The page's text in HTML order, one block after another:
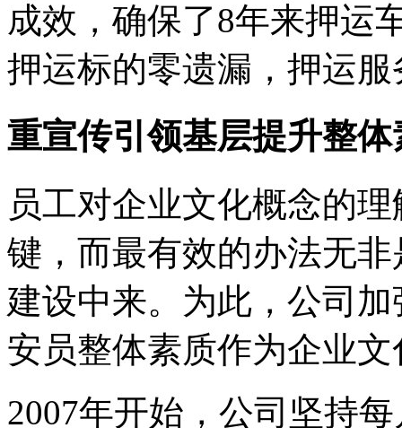
成效，确保了8年来押运
押运标的零遗漏，押运
重宣传引领基层提升整体
员工对企业文化概念的
键，而最有效的办法无
建设中来。为此，公司
安员整体素质作为企业
2007年开始，公司坚持